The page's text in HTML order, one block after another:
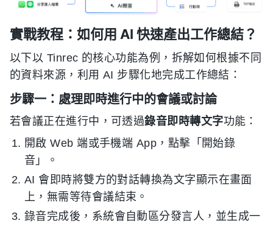
實戰教程：如何用 AI 快速產出工作總結？
以下以 Tinrec 的核心功能為例，拆解如何根據不同
的資料來源，利用 AI 步驟化地完成工作總結：
步驟一：處理即時進行中的會議或討論
若會議正在進行中，可透過錄音即時轉文字功能：
開啟 Web 端或手機端 App，點擊「開始錄
音」。
AI 會即時將雙方的對話轉換為文字顯示在畫面
上，無需等待會議結束。
錄音完成後，系統會自動區分發言人，並生成一